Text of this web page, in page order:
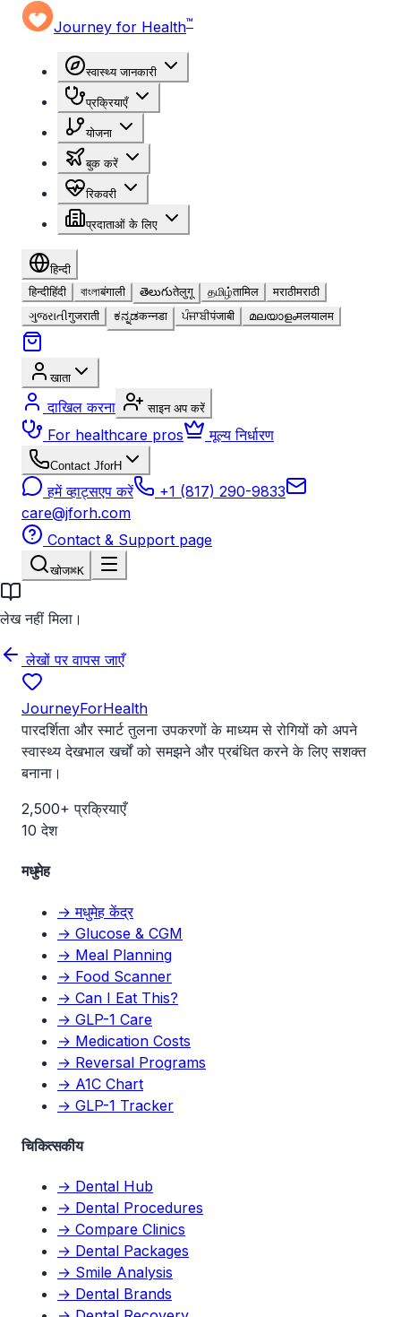
Journey for Health™
स्वास्थ्य जानकारी
प्रक्रियाएँ
योजना
बुक करें
रिकवरी
प्रदाताओं के लिए
हिन्दी
हिन्दीहिंदी বাংলাबंगाली తెలుగుतेलुगू தமிழ்तामिल मराठीमराठी
ગુજરાતીगुजराती ಕನ್ನಡकन्नडा ਪੰਜਾਬੀपंजाबी മലയാളംमलयालम
खाता
दाखिल करना साइन अप करें
For healthcare pros मूल्य निर्धारण
Contact JforH
हमें व्हाट्सएप करें
+1 (817) 290-9833
care@jforh.com
Contact & Support page
खोज⌘K
लेख नहीं मिला।
लेखों पर वापस जाएँ
JourneyForHealth
पारदर्शिता और स्मार्ट तुलना उपकरणों के माध्यम से रोगियों को अपने
स्वास्थ्य देखभाल खर्चों को समझने और प्रबंधित करने के लिए सशक्त
बनाना।
2,500+ प्रक्रियाएँ
10 देश
मधुमेह
→ मधुमेह केंद्र
→ Glucose & CGM
→ Meal Planning
→ Food Scanner
→ Can I Eat This?
→ GLP-1 Care
→ Medication Costs
→ Reversal Programs
→ A1C Chart
→ GLP-1 Tracker
चिकित्सकीय
→ Dental Hub
→ Dental Procedures
→ Compare Clinics
→ Dental Packages
→ Smile Analysis
→ Dental Brands